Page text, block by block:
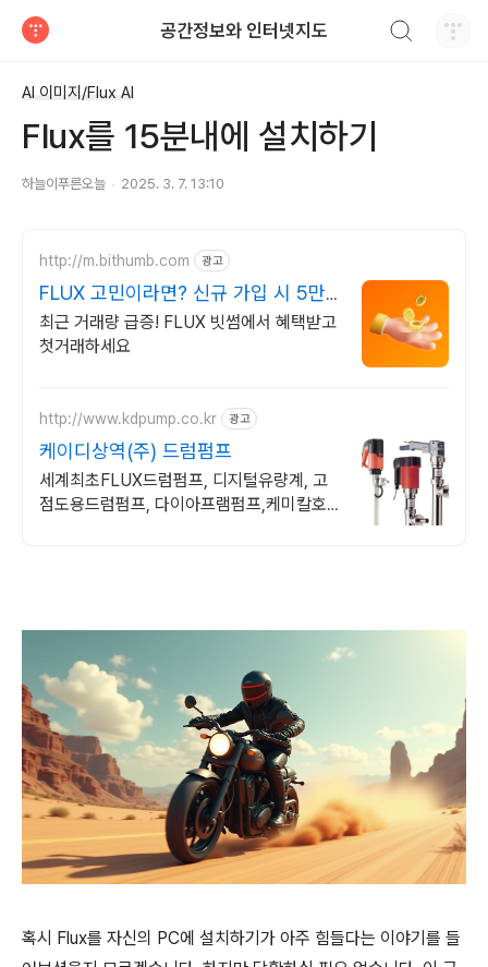
공간정보와 인터넷지도
AI 이미지/Flux AI
Flux를 15분내에 설치하기
하늘이푸른오늘 2025. 3. 7. 13:10
http://m.bithumb.com 광고
FLUX 고민이라면? 신규 가입 시 5만
원 혜택
최근 거래량 급증! FLUX 빗썸에서 혜택받고
첫거래하세요
http://www.kdpump.co.kr 광고
케이디상역(주) 드럼펌프
세계최초FLUX드럼펌프, 디지털유량계, 고
점도용드럼펌프, 다이아프램펌프,케미칼호
혹시 Flux를 자신의 PC에 설치하기가 아주 힘들다는 이야기를 들